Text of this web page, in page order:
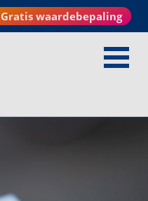
Gratis waardebepaling